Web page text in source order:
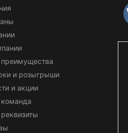
и розыгрыши
и акции